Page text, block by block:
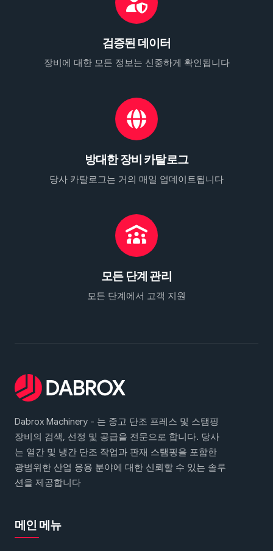
검증된 데이터
장비에 대한 모든 정보는 신중하게 확인됩니다
방대한 장비 카탈로그
당사 카탈로그는 거의 매일 업데이트됩니다
모든 단계 관리
모든 단계에서 고객 지원
Dabrox Machinery - 는 중고 단조 프레스 및 스탬핑
장비의 검색, 선정 및 공급을 전문으로 합니다. 당사
는 열간 및 냉간 단조 작업과 판재 스탬핑을 포함한
광범위한 산업 응용 분야에 대한 신뢰할 수 있는 솔루
션을 제공합니다
메인 메뉴